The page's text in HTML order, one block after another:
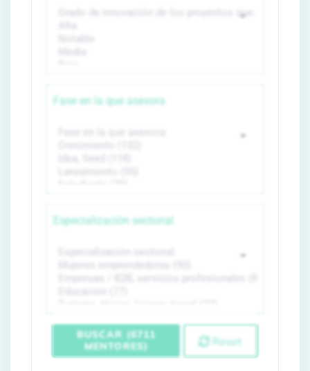
Fase en la que asesora
Especialización sectorial
BUSCAR (6711
MENTORES)
Reset